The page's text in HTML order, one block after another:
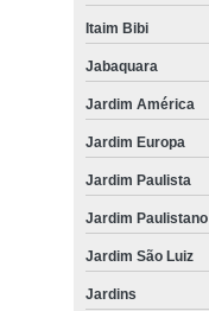
Itaim Bibi
Jabaquara
Jardim América
Jardim Europa
Jardim Paulista
Jardim Paulistano
Jardim São Luiz
Jardins